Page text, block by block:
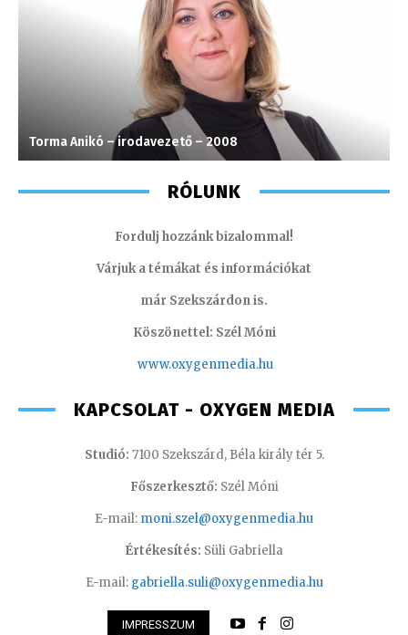
Torma Anikó – irodavezető – 2008
RÓLUNK
Fordulj hozzánk bizalommal!
Várjuk a témákat és információkat
már Szekszárdon is.
Köszönettel: Szél Móni
www.oxygenmedia.hu
KAPCSOLAT - OXYGEN MEDIA
Studió: 7100 Szekszárd, Béla király tér 5.
Főszerkesztő: Szél Móni
E-mail: moni.szel@oxygenmedia.hu
Értékesítés: Süli Gabriella
E-mail: gabriella.suli@oxygenmedia.hu
IMPRESSZUM